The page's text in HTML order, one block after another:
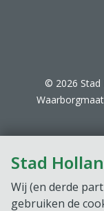
Stad
Wij (en derde
gebruiken de
© 2026 Stad